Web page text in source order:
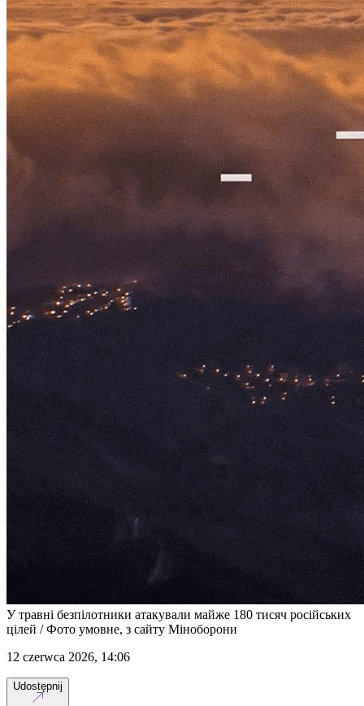
У травні безпілотники атакували майже 180 тисяч російських
цілей / Фото умовне, з сайту Міноборони
12 czerwca 2026, 14:06
Udostępnij